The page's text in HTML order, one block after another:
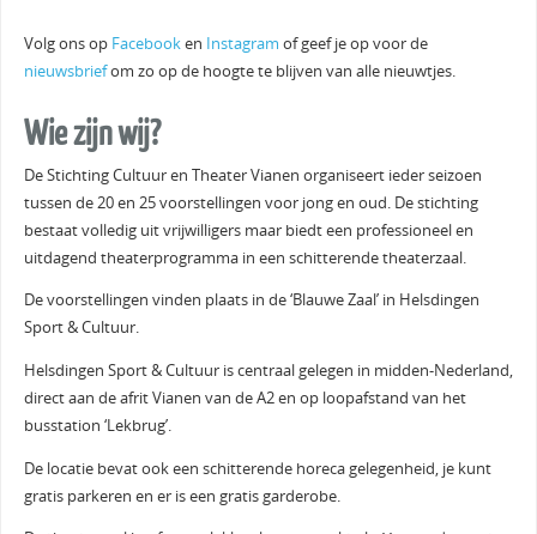
Volg ons op Facebooken Instagram of geef je op voor de
nieuwsbriefom zo op de hoogte te blijven van alle nieuwtjes.
Wie zijn wij?
De Stichting Cultuur en Theater Vianen organiseert ieder seizoen
tussen de 20 en 25 voorstellingen voor jong en oud. De stichting
bestaat volledig uit vrijwilligers maar biedt een professioneel en
uitdagend theaterprogramma in een schitterende theaterzaal.
De voorstellingen vinden plaats in de ‘Blauwe Zaal’ in Helsdingen
Sport & Cultuur.
Helsdingen Sport & Cultuur is centraal gelegen in midden-Nederland,
direct aan de afrit Vianen van de A2 en op loopafstand van het
busstation ‘Lekbrug’.
De locatie bevat ook een schitterende horeca gelegenheid, je kunt
gratis parkeren en er is een gratis garderobe.